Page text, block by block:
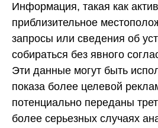
Информация, такая как
приблизительное
запросы или сведения об
собираться без явного
Эти данные могут быть
показа более целевой
потенциально переданы
более серьезных случаях